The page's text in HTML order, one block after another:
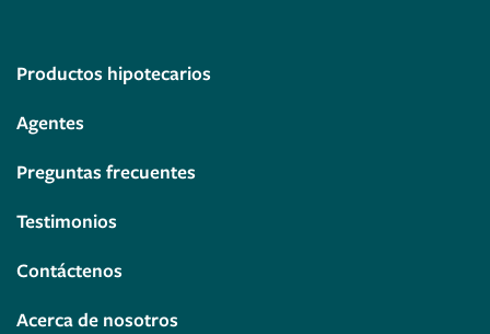
Productos hipotecarios
Agentes
Preguntas frecuentes
Testimonios
Contáctenos
Acerca de nosotros